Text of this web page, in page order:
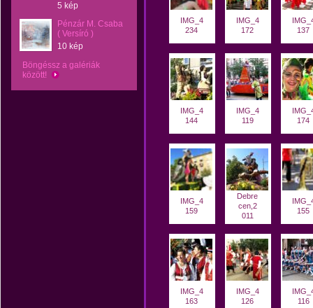
5 kép
Pénzár M. Csaba
( Versíró )
10 kép
Böngéssz a galériák
között!
IMG_4
234
IMG_4
172
137
IMG_4
144
IMG_4
119
174
IMG_4
159
Debre
cen,2
011
155
IMG_4
163
IMG_4
126
116